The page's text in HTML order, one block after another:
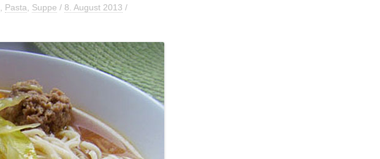
Pasta Suppe / 8. August 2013 /